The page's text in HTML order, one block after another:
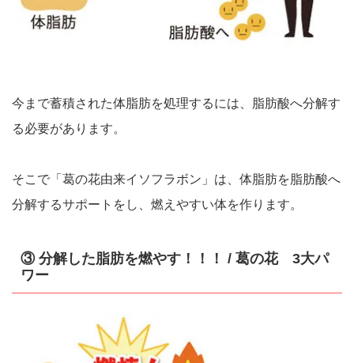
今まで蓄積された体脂肪を処理するには、脂肪酸へ分解す
る必要があります。
そこで「葛の花由来イソフラボン」は、体脂肪を脂肪酸へ
分解するサポートをし、燃えやすい体を作ります。
③ 分解した脂肪を燃やす！！！ / 葛の花 3大パ
ワー